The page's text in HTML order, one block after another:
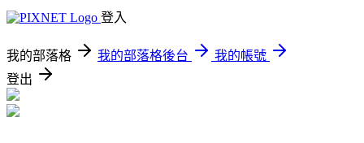
登入
我的部落格 我的部落格後台
我的帳號
登出